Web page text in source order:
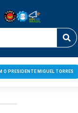
O PRESIDENTE MIGUEL TORRES